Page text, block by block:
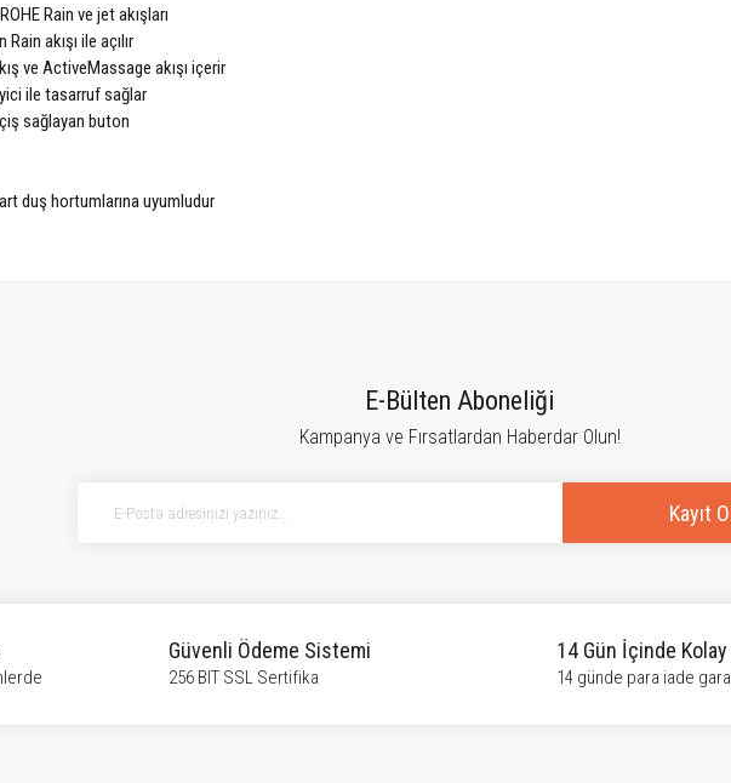
Rain ve jet akışları
akışı ile açılır
ve ActiveMassage akışı içerir
ile tasarruf sağlar
sağlayan buton
duş hortumlarına uyumludur
Bu ürüne ilk yorumu siz yapın!
E-Bülten Aboneliği
Kampanya ve Fırsatlardan Haberdar Olun!
Kayıt
Güvenli Ödeme Sistemi
256 BIT SSL Sertifika
14 Gün İçinde
14 günde para iade